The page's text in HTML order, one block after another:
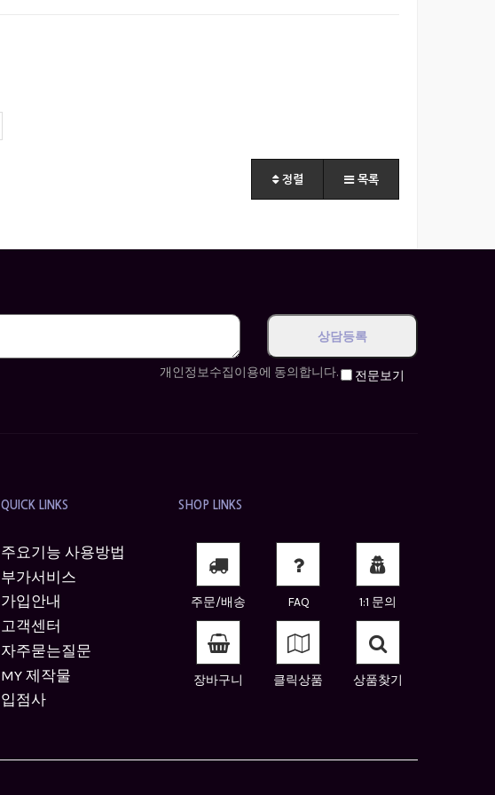
정렬 목록
개인정보수집이용에 동의합니다. 전문보기
QUICK LINKS
주요기능 사용방법
부가서비스
가입안내
고객센터
자주묻는질문
MY 제작물
입점사
SHOP LINKS
주문/배송 FAQ 1:1 문의
장바구니 클릭상품 상품찾기